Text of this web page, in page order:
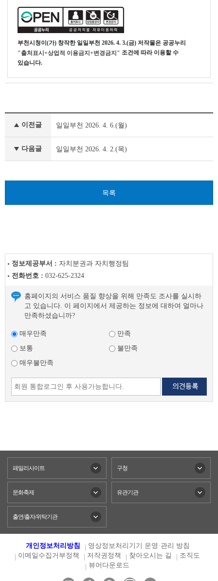
부천시청이(가) 창작한 일일부천 2026. 4. 3.(금) 저작물은 공공누리
"출처표시+상업적 이용금지+변경금지" 조건에 따라 이용할 수
있습니다.
부
글
이전글 일일부천 2026. 4. 6.(월)
다음글 일일부천 2026. 4. 2.(목)
목록
정보제공부서 : 자치분권과 자치행정팀
전화번호 : 032-625-2324
홈페이지의 서비스 품질 향상을 위해 만족도 조사를 실시하
고 있습니다. 이 페이지에서 제공하는 정보에 대하여 얼마나
만족하셨습니까?
매우만족
만족
보통
불만족
매우불만족
패밀리사이트 구청
문화축제 유관기관
출연/출자/위탁기관
개인정보처리방침
영상정보처리기기 운영·관리 방침
이메일수집거부정책
저작권정책 찾아오시는 길
조직도
뷰어다운로드